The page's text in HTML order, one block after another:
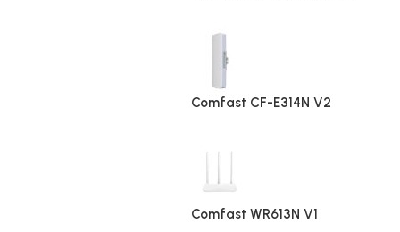
Comfast CF-E314N V2
Comfast WR613N V1